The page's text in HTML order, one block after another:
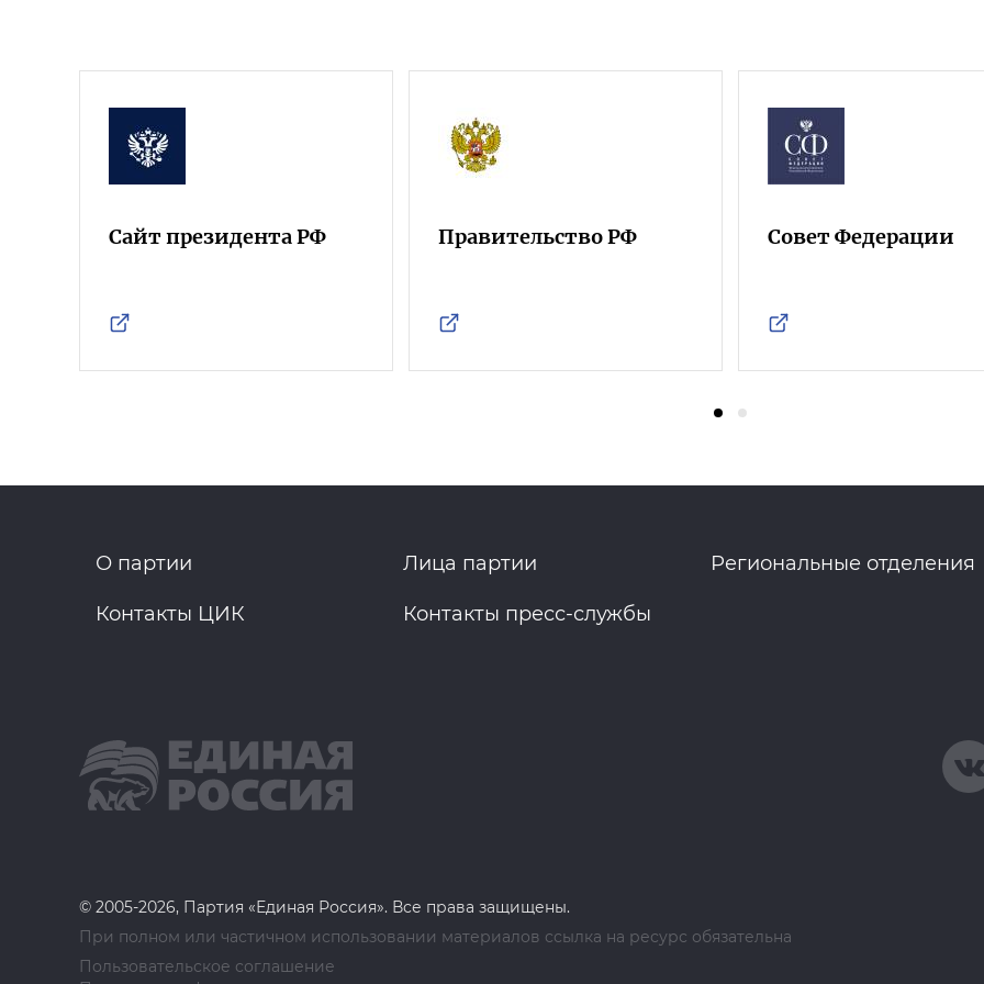
Сайт президента РФ Правительство РФ Совет Федерации
О партии Лица партии Региональные отделения
Контакты ЦИК Контакты пресс-службы
© 2005-2026, Партия «Единая Россия». Все права защищены.
При полном или частичном использовании материалов ссылка на ресурс обязательна
Пользовательское соглашение